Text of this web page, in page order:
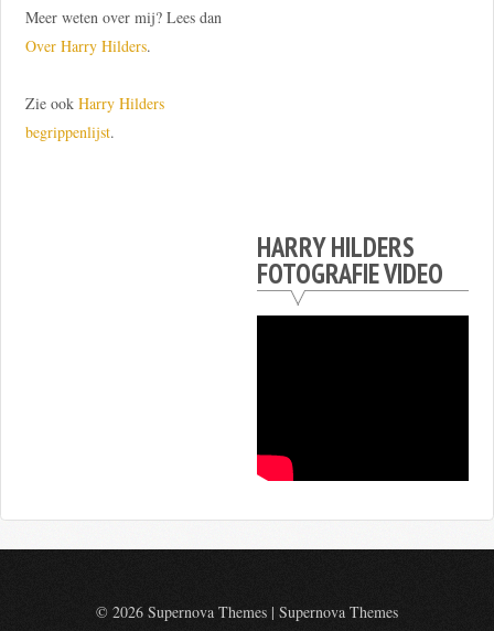
Meer weten over mij? Lees dan
Over Harry Hilders.
Zie ook Harry Hilders
begrippenlijst.
HARRY HILDERS
FOTOGRAFIE VIDEO
© 2026 Supernova Themes | Supernova Themes